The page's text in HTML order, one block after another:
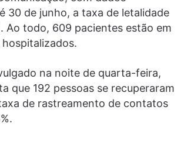
30 de junho, a taxa de letalidade
Ao todo, 609 pacientes estão em
na noite de quarta-feira,
que 192 pessoas se recuperaram
de rastreamento de contatos